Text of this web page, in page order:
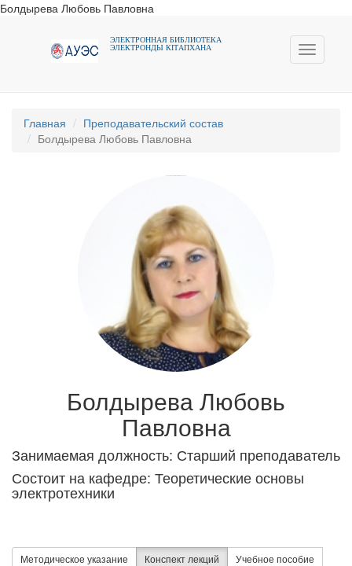
Болдырева Любовь Павловна
Toggle
ЭЛЕКТРОННАЯ БИБЛИОТЕКА
ЭЛЕКТРОНДЫ КIТАПХАНА
Главная
Преподавательский состав
Болдырева Любовь Павловна
Болдырева Любовь
Павловна
Занимаемая должность: Старший преподаватель
Состоит на кафедре: Теоретические основы
электротехники
Методическое указание Конспект лекций
Учебное пособие